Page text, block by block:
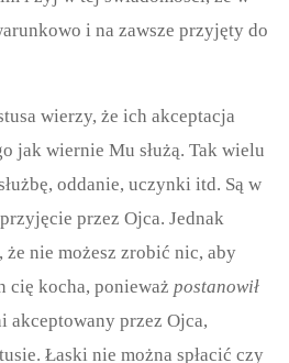
i na zawsze przyjęty do
wierzy, że ich akceptacja
jak wiernie Mu służą. Tak wielu
oddanie, uczynki itd. Są w
przez Ojca. Jednak
nie możesz zrobić nic, aby
cię kocha, ponieważ postanowił
akceptowany przez Ojca,
Łaski nie można spłacić czy